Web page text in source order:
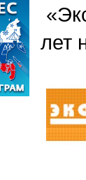
лет